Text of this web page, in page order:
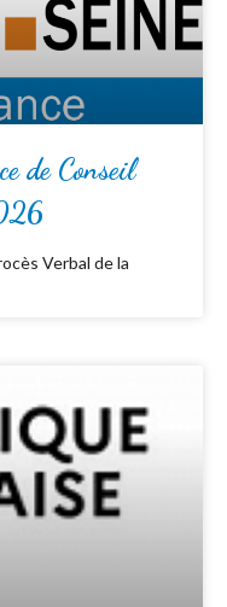
de Conseil
Verbal de la